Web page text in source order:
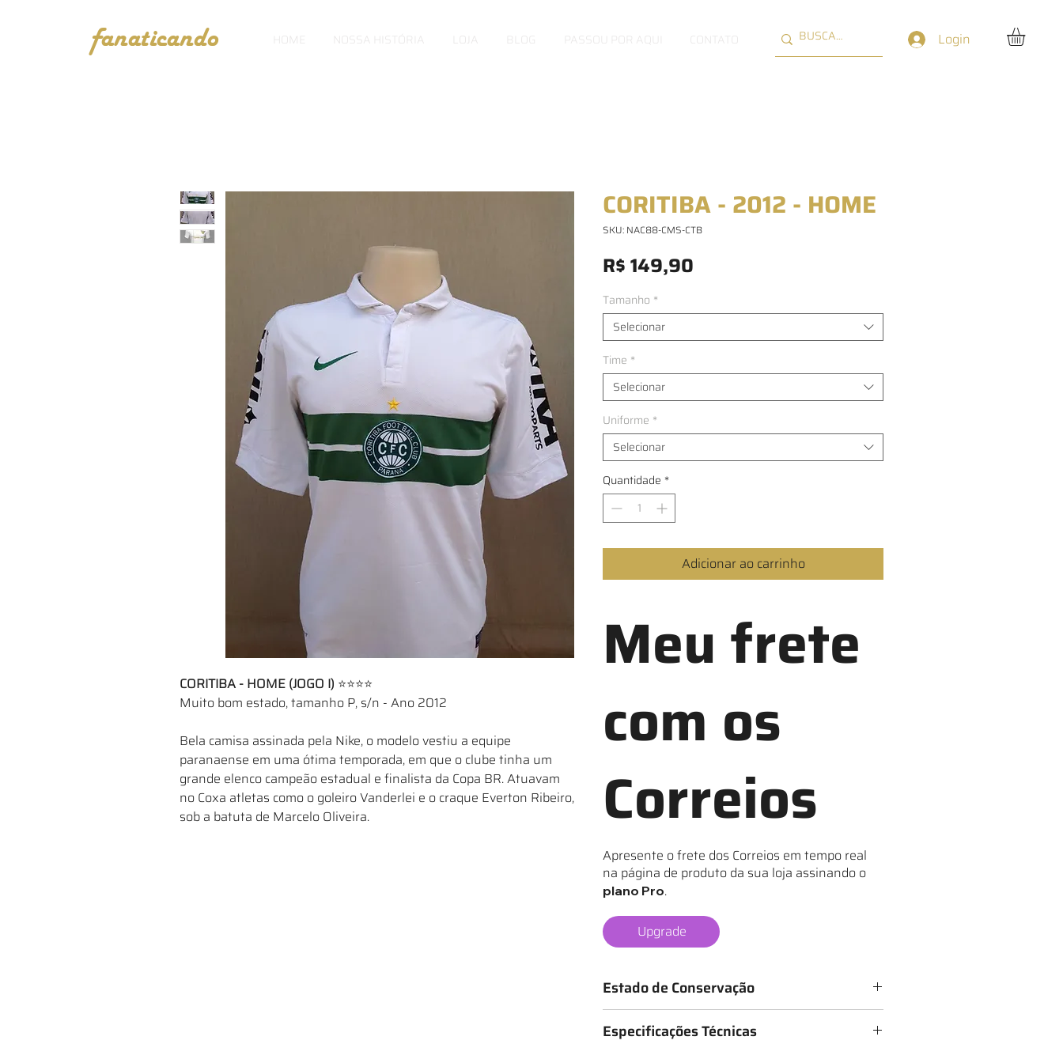
fanaticando Login
HOME NOSSA HISTÓRIA LOJA PASSOU POR AQUI CONTATO
CORITIBA - HOME (JOGO I) ⭐⭐⭐⭐
Muito bom estado, tamanho P, s/n - Ano 2012
Bela camisa assinada pela Nike, o modelo vestiu a equipe
paranaense em uma ótima temporada, em que o clube tinha um
grande elenco campeão estadual e finalista da Copa BR. Atuavam
no Coxa atletas como o goleiro Vanderlei e o craque Everton Ribeiro,
sob a batuta de Marcelo Oliveira.
CORITIBA - 2012 - HOME
SKU: NAC88-CMS-CTB
R$ 149,90
Tamanho *
Selecionar
Time *
Selecionar
Uniforme *
Selecionar
Quantidade *
Adicionar ao carrinho
Meu frete
com os
Correios
Upgrade
Apresente o frete dos Correios em tempo real
na página de produto da sua loja assinando o
plano Pro.
Estado de Conservação
o estado da camisa, sendo:
Especificações Técnicas